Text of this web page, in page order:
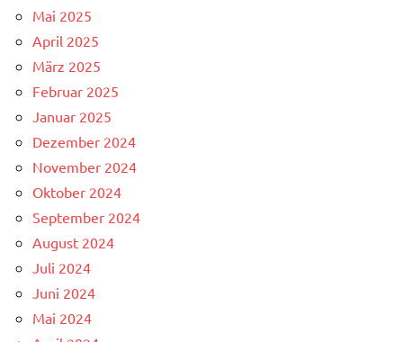
Mai 2025
April 2025
März 2025
Februar 2025
Januar 2025
Dezember 2024
November 2024
Oktober 2024
September 2024
August 2024
Juli 2024
Juni 2024
Mai 2024